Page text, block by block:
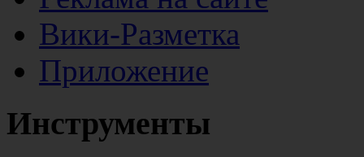
Вики-Разметка
Приложение
Инструменты